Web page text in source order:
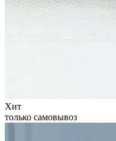
Хит
только самовывоз